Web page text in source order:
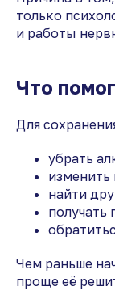
только
и работы
Что
Для
убрать
найти
получать
Чем раньше
проще её